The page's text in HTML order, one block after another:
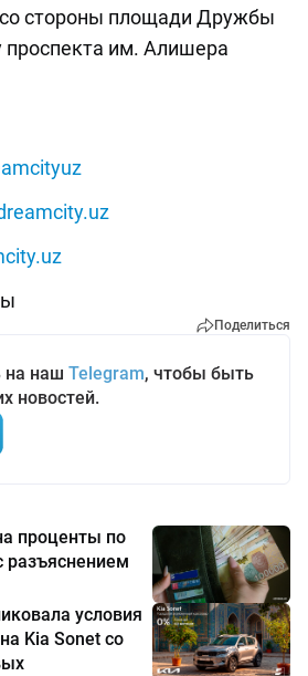
стороны площади Дружбы
проспекта им. Алишера
Поделиться
на наш Telegram, чтобы быть
новостей.
проценты по
разъяснением
условия
Kia Sonet со